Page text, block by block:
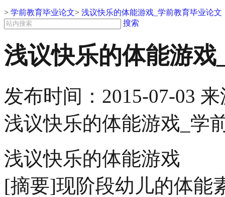
> 学前教育毕业论文> 浅议快乐的体能游戏_学前教育毕业论文
搜索
浅议快乐的体能游
发布时间： 2015-07-03 来
浅议快乐的体能游戏_学
浅议快乐的体能游戏
[摘要]现阶段幼儿的体能